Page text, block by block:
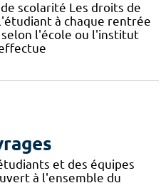
scolarité Les droits de
à chaque rentrée
l'école ou l'institut
et des équipes
à l'ensemble du